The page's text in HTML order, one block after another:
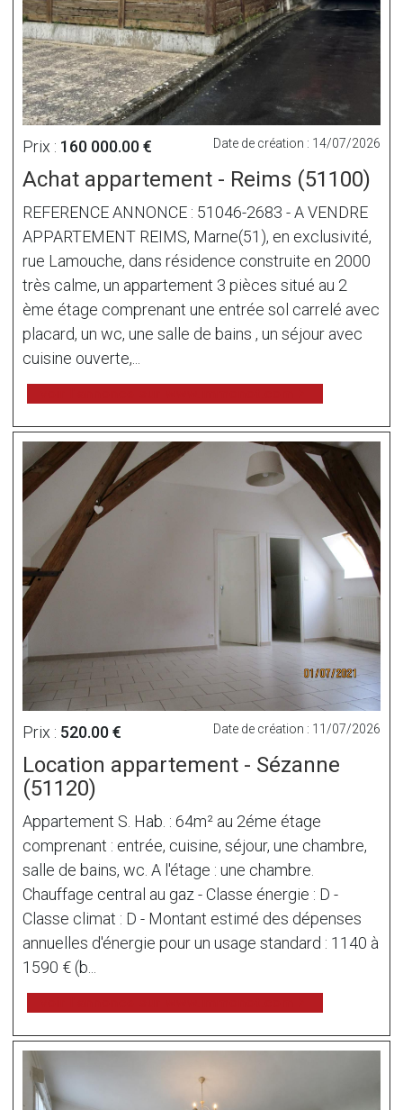
Prix : 160 000.00 € Date de création : 14/07/2026
Achat appartement - Reims (51100)
REFERENCE ANNONCE : 51046-2683 - A VENDRE
APPARTEMENT REIMS, Marne(51), en exclusivité,
rue Lamouche, dans résidence construite en 2000
très calme, un appartement 3 pièces situé au 2
ème étage comprenant une entrée sol carrelé avec
placard, un wc, une salle de bains , un séjour avec
cuisine ouverte,...
Prix : 520.00 € Date de création : 11/07/2026
Location appartement - Sézanne
(51120)
Appartement S. Hab. : 64m² au 2éme étage
comprenant : entrée, cuisine, séjour, une chambre,
salle de bains, wc. A l'étage : une chambre.
Chauffage central au gaz - Classe énergie : D -
Classe climat : D - Montant estimé des dépenses
annuelles d'énergie pour un usage standard : 1140 à
1590 € (b...